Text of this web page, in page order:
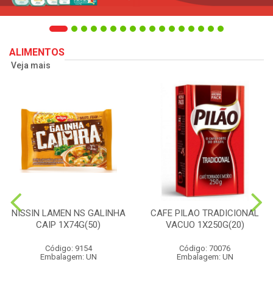
ALIMENTOS
Veja mais
NISSIN LAMEN NS GALINHA
CAIP 1X74G(50)
Código: 9154
Embalagem: UN
CAFE PILAO TRADICIONAL
VACUO 1X250G(20)
Código: 70076
Embalagem: UN